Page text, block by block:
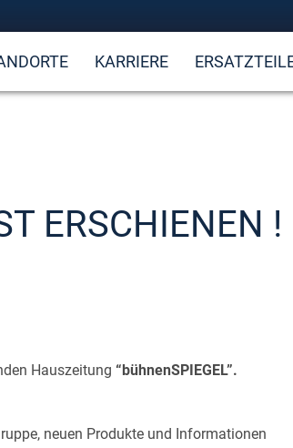
KARRIERE
ERSCHIENEN !
Hauszeitung “bühnenSPIEGEL”.
neuen Produkte und Informationen